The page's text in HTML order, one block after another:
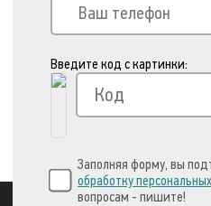
Введите код с картинки:
Заполняя форму, вы
обработку
вопросам - пишите!